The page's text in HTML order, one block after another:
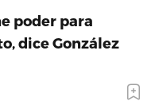
poder para
dice González